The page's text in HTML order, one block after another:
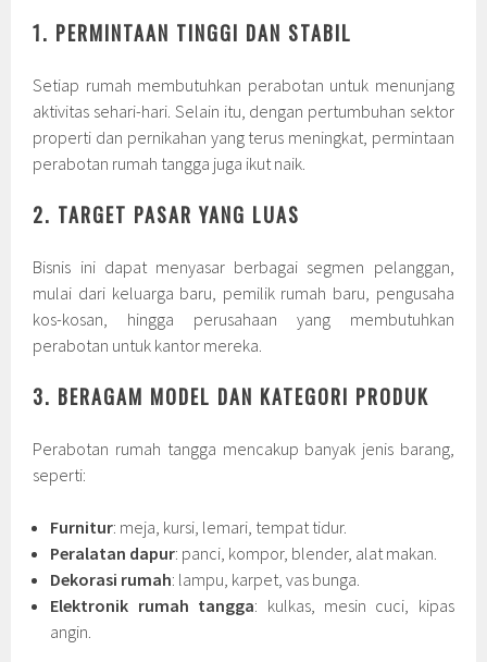
1. PERMINTAAN TINGGI DAN STABIL
Setiap rumah membutuhkan perabotan untuk menunjang
aktivitas sehari-hari. Selain itu, dengan pertumbuhan sektor
properti dan pernikahan yang terus meningkat, permintaan
perabotan rumah tangga juga ikut naik.
2. TARGET PASAR YANG LUAS
Bisnis ini dapat menyasar berbagai segmen pelanggan,
mulai dari keluarga baru, pemilik rumah baru, pengusaha
kos-kosan, hingga perusahaan yang membutuhkan
perabotan untuk kantor mereka.
3. BERAGAM MODEL DAN KATEGORI PRODUK
Perabotan rumah tangga mencakup banyak jenis barang,
seperti:
Furnitur: meja, kursi, lemari, tempat tidur.
Peralatan dapur: panci, kompor, blender, alat makan.
Dekorasi rumah: lampu, karpet, vas bunga.
Elektronik rumah tangga: kulkas, mesin cuci, kipas
angin.